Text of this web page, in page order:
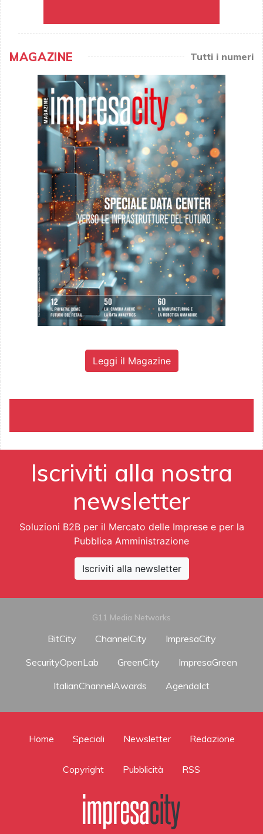
MAGAZINE Tutti i numeri
Leggi il Magazine
Iscriviti alla nostra
newsletter
Soluzioni B2B per il Mercato delle Imprese e per la
Pubblica Amministrazione
Iscriviti alla newsletter
G11 Media Networks
BitCity ChannelCity
ImpresaCity
SecurityOpenLab
GreenCity
ImpresaGreen
ItalianChannelAwards
AgendaIct
Home Speciali Newsletter Redazione
Copyright Pubblicità RSS